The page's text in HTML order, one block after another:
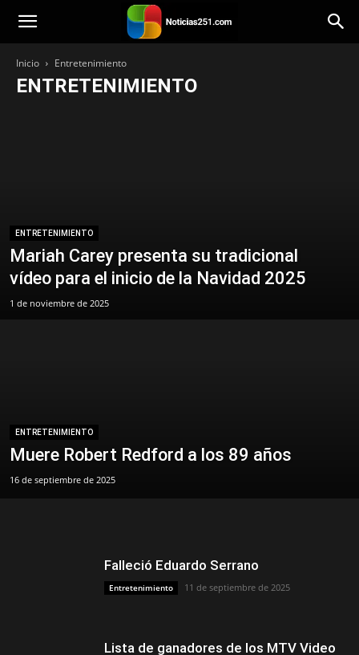
Noticias251
Inicio Entretenimiento
ENTRETENIMIENTO
ENTRETENIMIENTO
Mariah Carey presenta su tradicional
vídeo para el inicio de la Navidad 2025
1 de noviembre de 2025
ENTRETENIMIENTO
Muere Robert Redford a los 89 años
16 de septiembre de 2025
Falleció Eduardo Serrano
Entretenimiento 11 de septiembre de 2025
Lista de ganadores de los MTV Video